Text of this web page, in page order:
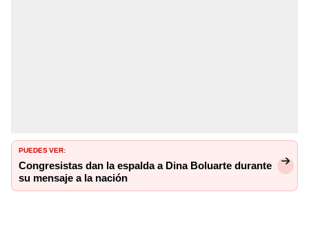
PUEDES VER:
Congresistas dan la espalda a Dina Boluarte durante
su mensaje a la nación